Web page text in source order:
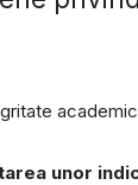
unor